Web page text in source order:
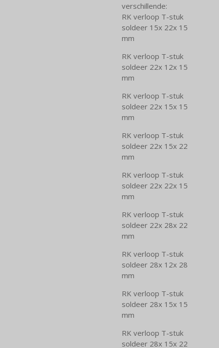
verschillende:
RK verloop T-stuk
soldeer 15x 22x 15
mm
RK verloop T-stuk
soldeer 22x 12x 15
mm
RK verloop T-stuk
soldeer 22x 15x 15
mm
RK verloop T-stuk
soldeer 22x 15x 22
mm
RK verloop T-stuk
soldeer 22x 22x 15
mm
RK verloop T-stuk
soldeer 22x 28x 22
mm
RK verloop T-stuk
soldeer 28x 12x 28
mm
RK verloop T-stuk
soldeer 28x 15x 15
mm
RK verloop T-stuk
soldeer 28x 15x 22